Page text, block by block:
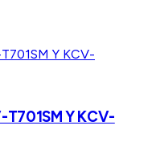
T701SM Y KCV-